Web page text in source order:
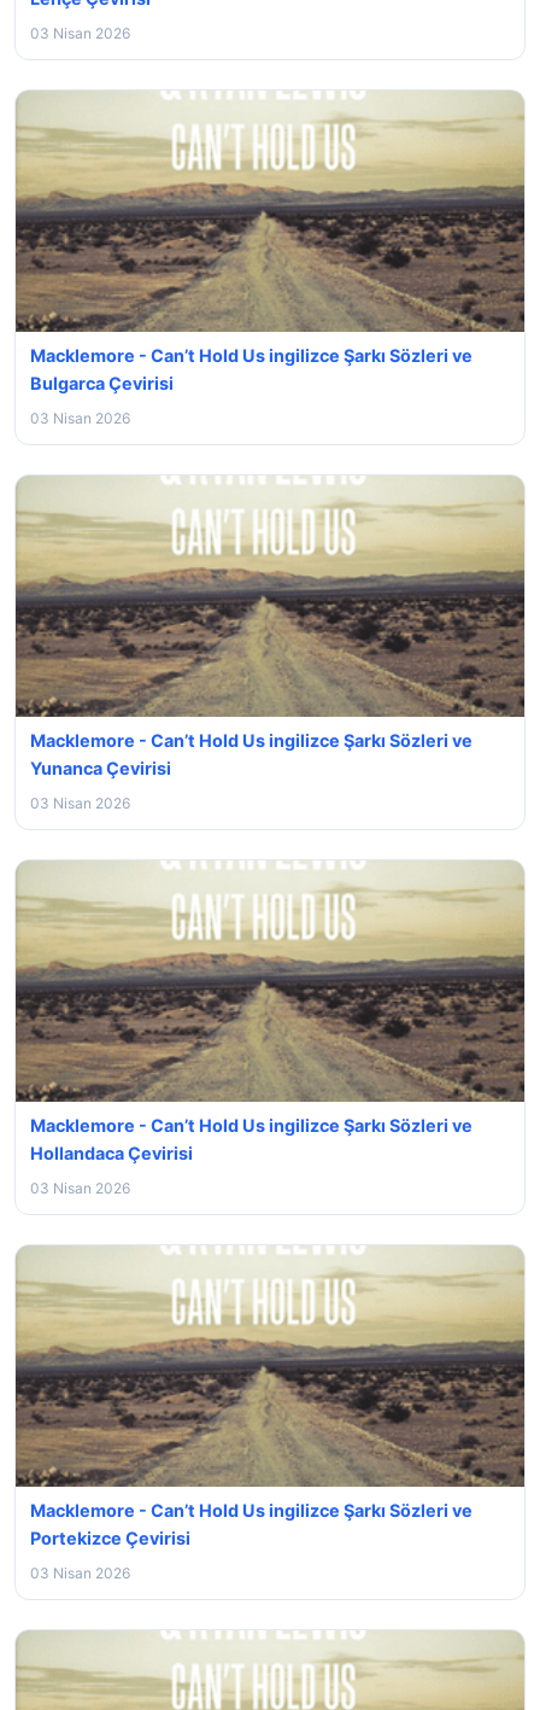
03 Nisan 2026
Macklemore - Can’t Hold Us ingilizce Şarkı Sözleri ve
Bulgarca Çevirisi
03 Nisan 2026
Macklemore - Can’t Hold Us ingilizce Şarkı Sözleri ve
Yunanca Çevirisi
03 Nisan 2026
Macklemore - Can’t Hold Us ingilizce Şarkı Sözleri ve
Hollandaca Çevirisi
03 Nisan 2026
Macklemore - Can’t Hold Us ingilizce Şarkı Sözleri ve
Portekizce Çevirisi
03 Nisan 2026